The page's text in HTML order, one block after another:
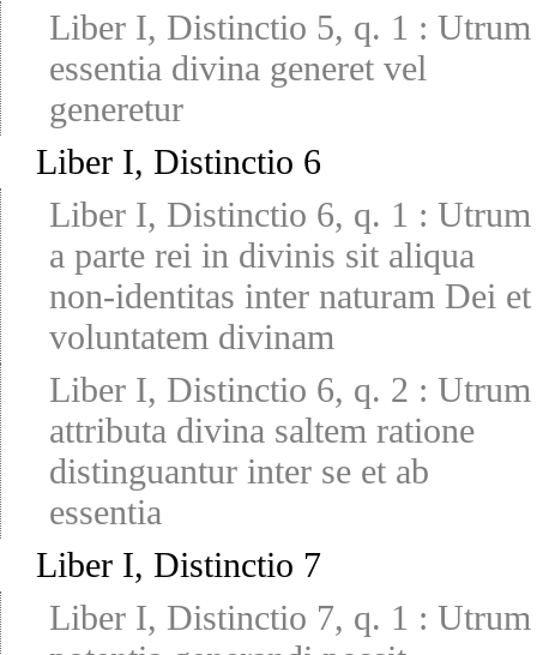
Liber I, Distinctio 5, q. 1 : Utrum
essentia divina generet vel
generetur
Liber I, Distinctio 6
Liber I, Distinctio 6, q. 1 : Utrum
a parte rei in divinis sit aliqua
non-identitas inter naturam Dei et
voluntatem divinam
Liber I, Distinctio 6, q. 2 : Utrum
attributa divina saltem ratione
distinguantur inter se et ab
essentia
Liber I, Distinctio 7
Liber I, Distinctio 7, q. 1 : Utrum